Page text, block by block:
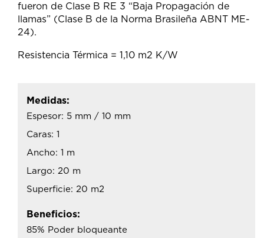
fueron de Clase B RE 3 “Baja Propagación de
llamas” (Clase B de la Norma Brasileña ABNT ME-
24).
Resistencia Térmica = 1,10 m2 K/W
Medidas:
Espesor: 5 mm / 10 mm
Caras: 1
Ancho: 1 m
Largo: 20 m
Superficie: 20 m2
Beneficios:
85% Poder bloqueante